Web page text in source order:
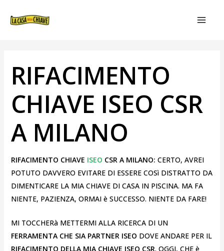
RIFACIMENTO
CHIAVE ISEO CSR
A MILANO
RIFACIMENTO CHIAVE ISEO CSR A MILANO: CERTO, AVREI
POTUTO DAVVERO EVITARE DI ESSERE COSì DISTRATTO DA
DIMENTICARE LA MIA CHIAVE DI CASA IN PISCINA. MA FA
NIENTE, PAZIENZA, ORMAI è SUCCESSO. NIENTE DA FARE!
MI TOCCHERà METTERMI ALLA RICERCA DI UN
FERRAMENTA CHE SIA PARTNER ISEO DOVE ANDARE PER IL
RIFACIMENTO DELLA MIA CHIAVE ISEO CSR. OGGI, CHE è
ARTICOLI